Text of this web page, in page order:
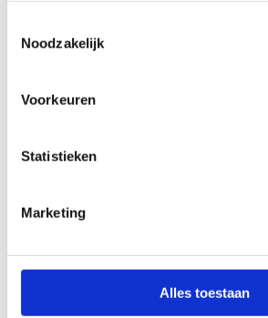
Noodzakelijk
Voorkeuren
Statistieken
Marketing
Alles toestaan
Wandelen
natuurgebied van de Blankaart, een